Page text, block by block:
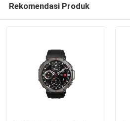
Rekomendasi Produk